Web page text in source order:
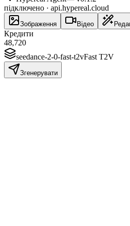
підключено · api.hypereal.cloud
Зображення Відео
Кредити
48,720
seedance-2-0-fast-t2vFast T2V
Згенерувати